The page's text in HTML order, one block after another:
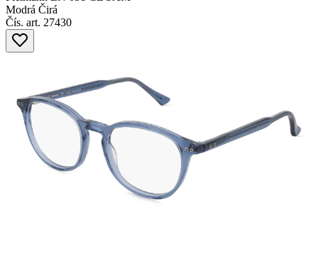
Modrá Čirá
Čís. art. 27430